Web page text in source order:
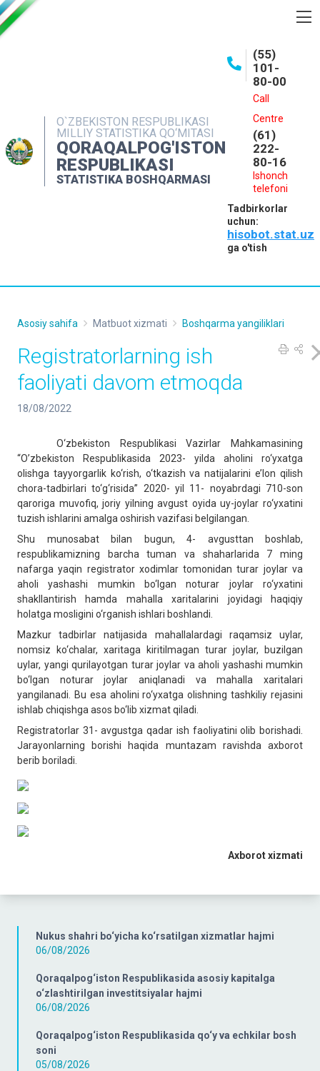
O`ZBEKISTON RESPUBLIKASI
MILLIY STATISTIKA QO‘MITASI
QORAQALPOG'ISTON
RESPUBLIKASI
STATISTIKA BOSHQARMASI
(55)
101-
80-00
Call
Centre
(61)
222-
80-16
Ishonch
telefoni
Tadbirkorlar
uchun:
hisobot.stat.uz
ga o'tish
INTERAKTIV XIZMATLAR
MATBUOT XIZMATI
MUROJAATLAR
Nukus shahri bo‘yicha ko‘rsatilgan xizmatlar hajmi
06/08/2026
Qoraqalpog‘iston Respublikasida asosiy kapitalga
o‘zlashtirilgan investitsiyalar hajmi
06/08/2026
Qoraqalpog‘iston Respublikasida qo‘y va echkilar bosh
soni
05/08/2026
Asosiy sahifa Matbuot xizmati Boshqarma yangiliklari
Registratorlarning ish
faoliyati davom etmoqda
18/08/2022
O‘zbekiston Respublikasi Vazirlar Mahkamasining
“O’zbekiston Respublikasida 2023- yilda aholini ro‘yxatga
olishga tayyorgarlik ko‘rish, o‘tkazish va natijalarini e’lon qilish
chora-tadbirlari to‘g‘risida” 2020- yil 11- noyabrdagi 710-son
qaroriga muvofiq, joriy yilning avgust oyida uy-joylar ro‘yxatini
tuzish ishlarini amalga oshirish vazifasi belgilangan.
Shu munosabat bilan bugun, 4- avgusttan boshlab,
respublikamizning barcha tuman va shaharlarida 7 ming
nafarga yaqin registrator xodimlar tomonidan turar joylar va
aholi yashashi mumkin bo‘lgan noturar joylar ro‘yxatini
shakllantirish hamda mahalla xaritalarini joyidagi haqiqiy
holatga mosligini o‘rganish ishlari boshlandi.
Mazkur tadbirlar natijasida mahallalardagi raqamsiz uylar,
nomsiz ko‘chalar, xaritaga kiritilmagan turar joylar, buzilgan
uylar, yangi qurilayotgan turar joylar va aholi yashashi mumkin
bo‘lgan noturar joylar aniqlanadi va mahalla xaritalari
yangilanadi. Bu esa aholini ro‘yxatga olishning tashkiliy rejasini
ishlab chiqishga asos bo‘lib xizmat qiladi.
Registratorlar 31- avgustga qadar ish faoliyatini olib borishadi.
Jarayonlarning borishi haqida muntazam ravishda axborot
berib boriladi.
Axborot xizmati